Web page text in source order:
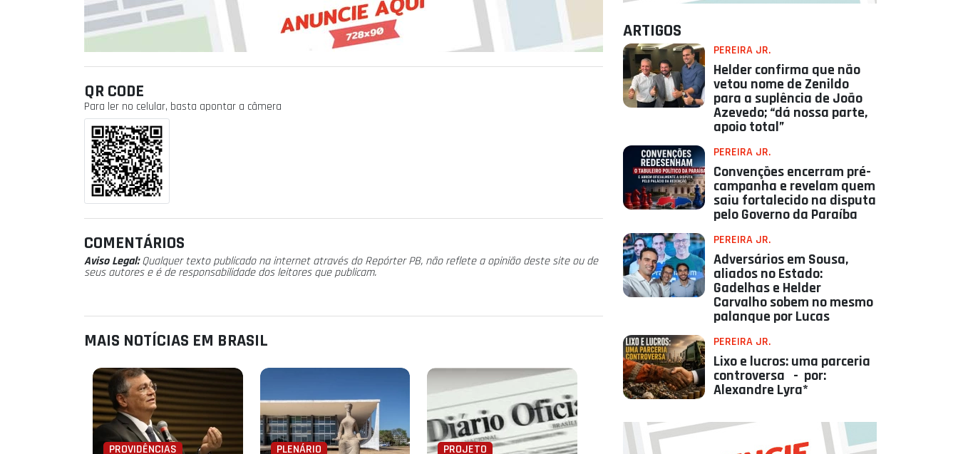
QR CODE
Para ler no celular, basta apontar a câmera
COMENTÁRIOS
Aviso Legal:Qualquer texto publicado na internet através do Repórter PB, não reflete a opinião deste site ou de
seus autores e é de responsabilidade dos leitores que publicam.
MAIS NOTÍCIAS EM BRASIL
PROVIDÊNCIAS PLENÁRIO PROJETO
ARTIGOS
PEREIRA JR.
Helder confirma que não
vetou nome de Zenildo
para a suplência de João
Azevedo; “dá nossa parte,
apoio total”
PEREIRA JR.
Convenções encerram pré-
campanha e revelam quem
saiu fortalecido na disputa
pelo Governo da Paraíba
PEREIRA JR.
Adversários em Sousa,
aliados no Estado:
Gadelhas e Helder
Carvalho sobem no mesmo
palanque por Lucas
PEREIRA JR.
Lixo e lucros: uma parceria
controversa - por:
Alexandre Lyra*